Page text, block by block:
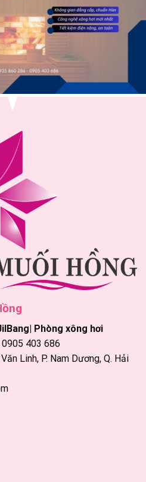
Phòng xông hơi
403 686
Linh, P. Nam Dương, Q. Hải